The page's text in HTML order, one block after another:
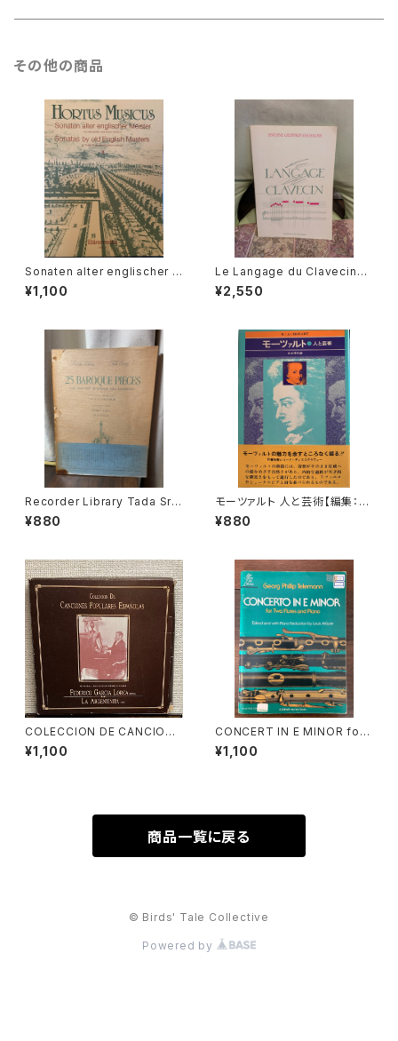
古楽以外
その他の商品
Sonaten alter englischer M
eister Ⅲ【編著：MICHAEL SC
HNEIDER】出版社：BÄRENREI
¥1,100
Le Langage du Clavecin
【著者：ANTOINE GEOFFROY
DECHAUME】出版社：EDITIO
¥2,550
Recorder Library Tada Srie
s1 25 BAROQUE PIECES FO
R TREBLE RECORDER AND
DITION ZEN-ON 1967年
¥880
モーツァルト 人と芸術【編集：音
楽現代】出版社：芸術現代社 昭
和51年
¥880
COLECCION DE CANCIONE
S POPULARES ESPAÑOLAS
【演奏者：FEDERICO GARCIA
¥1,100
CONCERT IN E MINOR for t
wo Flutes and Piano【著者：
Georg Phollip Telemann】
¥1,100
商品一覧に戻る
© Birds' Tale Collective
Powered by